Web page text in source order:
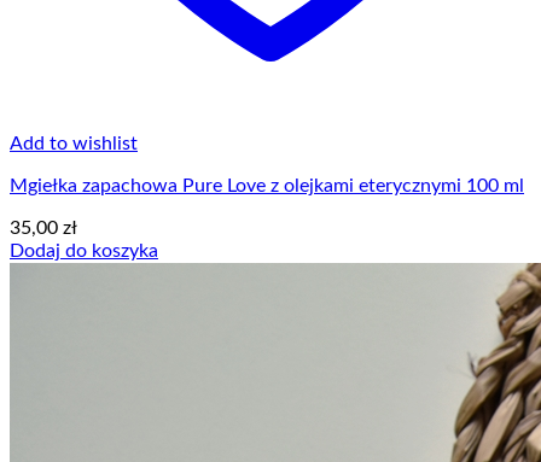
Add to wishlist
Mgiełka zapachowa Pure Love z olejkami eterycznymi 100 ml
35,00 zł
Dodaj do koszyka